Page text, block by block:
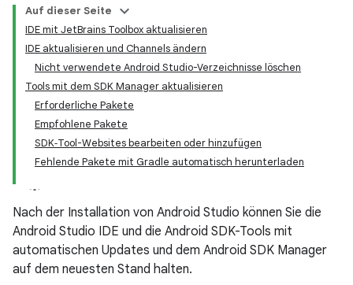
Auf dieser Seite
IDE mit JetBrains Toolbox aktualisieren
IDE aktualisieren und Channels ändern
Nicht verwendete Android Studio-Verzeichnisse löschen
Tools mit dem SDK Manager aktualisieren
Erforderliche Pakete
Empfohlene Pakete
SDK‑Tool-Websites bearbeiten oder hinzufügen
Fehlende Pakete mit Gradle automatisch herunterladen
Nach der Installation von Android Studio können Sie die
Android Studio IDE und die Android SDK-Tools mit
automatischen Updates und dem Android SDK Manager
auf dem neuesten Stand halten.